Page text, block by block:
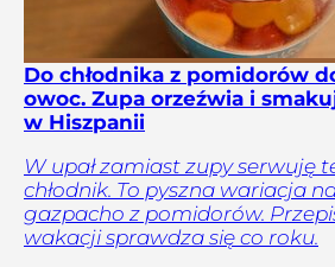
Do chłodnika z pomidorów
owoc. Zupa orzeźwia i
w Hiszpanii
W upał zamiast zupy serwuję
chłodnik. To pyszna wariacja
gazpacho z pomidorów.
wakacji sprawdza się co roku.